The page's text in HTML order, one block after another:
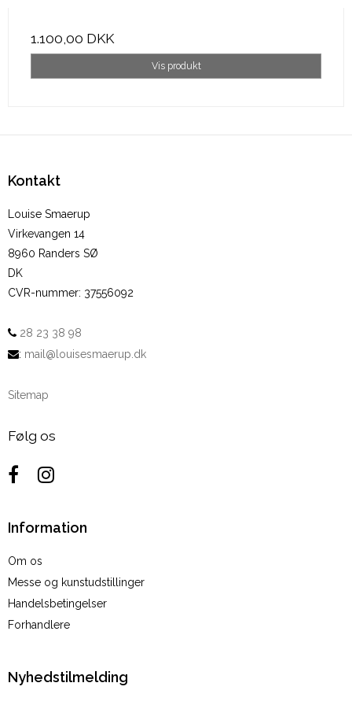
1.100,00 DKK
Vis produkt
Kontakt
Louise Smaerup
Virkevangen 14
8960 Randers SØ
DK
CVR-nummer: 37556092
28 23 38 98
: mail@louisesmaerup.dk
Sitemap
Følg os
Information
Om os
Messe og kunstudstillinger
Handelsbetingelser
Forhandlere
Nyhedstilmelding